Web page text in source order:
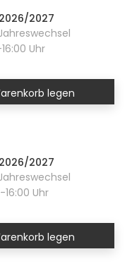
2027
Uhr
legen
2027
16:00 Uhr
legen